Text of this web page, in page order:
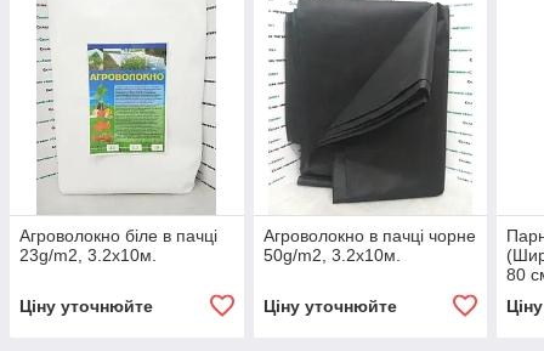
Агроволокно біле в пачці
23g/m2, 3.2х10м.
Ціну уточнюйте
Агроволокно в пачці чорне
50g/m2, 3.2х10м.
Ціну уточнюйте
80